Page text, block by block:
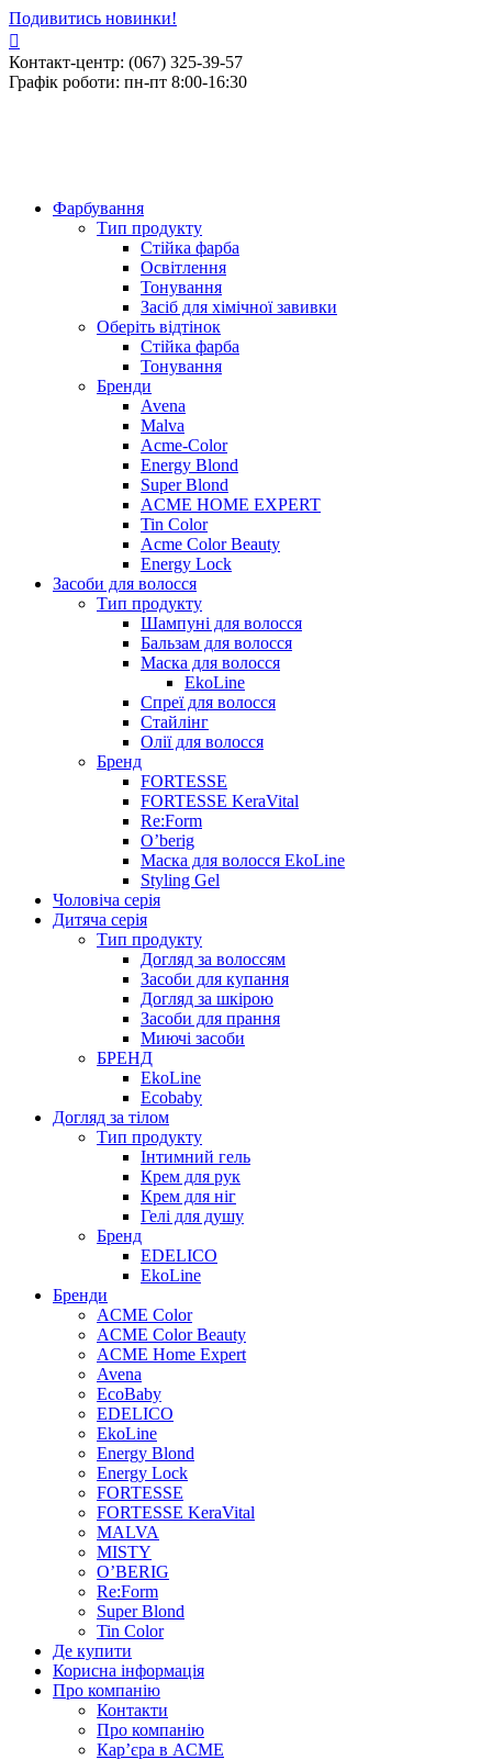
Подивитись новинки!
Контакт-центр: (067) 325-39-57
Графік роботи: пн-пт 8:00-16:30
Фарбування
Тип продукту
Стійка фарба
Освітлення
Тонування
Засіб для хімічної завивки
Оберіть відтінок
Стійка фарба
Тонування
Бренди
Avena
Malva
Acme-Color
Energy Blond
Super Blond
ACME HOME EXPERT
Tin Color
Acme Color Beauty
Energy Lock
Засоби для волосся
Тип продукту
Шампуні для волосся
Бальзам для волосся
Маска для волосся
EkoLine
Спреї для волосся
Стайлінг
Олії для волосся
Бренд
FORTESSE
FORTESSE KeraVital
Re:Form
O’berig
Маска для волосся EkoLine
Styling Gel
Чоловіча серія
Дитяча серія
Тип продукту
Догляд за волоссям
Засоби для купання
Догляд за шкірою
Засоби для прання
Миючі засоби
БРЕНД
EkoLine
Ecobaby
Догляд за тілом
Тип продукту
Інтимний гель
Крем для рук
Крем для ніг
Гелі для душу
Бренд
EDELICO
EkoLine
Бренди
ACME Color
ACME Color Beauty
ACME Home Expert
Avena
EcoBaby
EDELICO
EkoLine
Energy Blond
Energy Lock
FORTESSE
FORTESSE KeraVital
MALVA
MISTY
O’BERIG
Re:Form
Super Blond
Tin Color
Де купити
Корисна інформація
Про компанію
Контакти
Про компанію
Кар’єра в ACME